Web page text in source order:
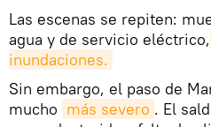
Las escenas se repiten:
agua y de servicio eléctrico,
inundaciones.
Sin embargo, el paso de
mucho más severo . El